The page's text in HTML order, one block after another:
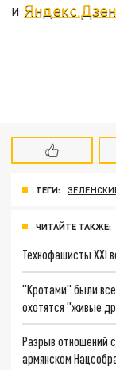
и Яндекс.Дзен
ТЕГИ:
ЧИТАЙТЕ ТАКЖЕ:
Технофашисты XXI
"Кротами" были
охотятся "живые
Разрыв отношений
армянском